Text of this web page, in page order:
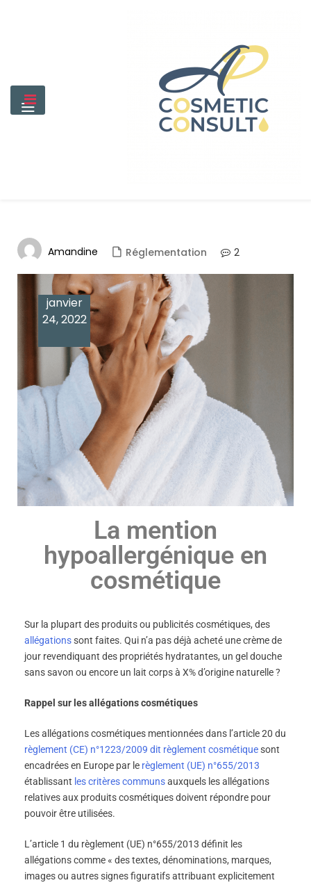
Amandine Réglementation 2
janvier
24, 2022
La mention
hypoallergénique en
cosmétique
Sur la plupart des produits ou publicités cosmétiques, des
allégationssont faites. Qui n’a pas déjà acheté une crème de
jour revendiquant des propriétés hydratantes, un gel douche
sans savon ou encore un lait corps à X% d’origine naturelle ?
Rappel sur les allégations cosmétiques
Les allégations cosmétiques mentionnées dans l’article 20 du
règlement (CE) n°1223/2009 dit règlement cosmétiquesont
encadrées en Europe par le règlement (UE) n°655/2013
établissant les critères communsauxquels les allégations
relatives aux produits cosmétiques doivent répondre pour
pouvoir être utilisées.
L’article 1 du règlement (UE) n°655/2013 définit les
allégations comme « des textes, dénominations, marques,
images ou autres signes figuratifs attribuant explicitement